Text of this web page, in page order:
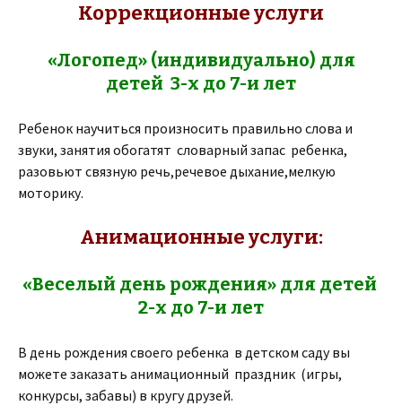
Коррекционные услуги
«Логопед» (индивидуально) для
детей 3-х до 7-и лет
Ребенок научиться произносить правильно слова и
звуки, занятия обогатят словарный запас ребенка,
разовьют связную речь,речевое дыхание,мелкую
моторику.
Анимационные услуги:
«Веселый день рождения» для детей
2-х до 7-и лет
В день рождения своего ребенка в детском саду вы
можете заказать анимационный праздник (игры,
конкурсы, забавы) в кругу друзей.